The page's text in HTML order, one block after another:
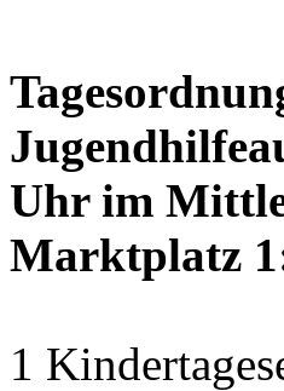
Uhr im
Marktplatz
1